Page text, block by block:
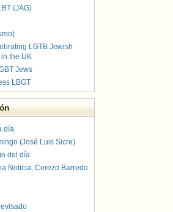
(JAG)
LGTB Jewish
the UK
Jews
LBGT
día
(José Luis Sicre)
del día
Noticia, Cerezo Barredo